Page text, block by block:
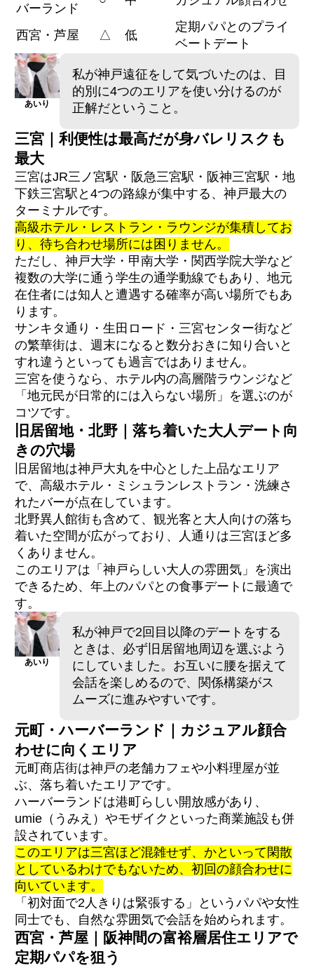
バーランド
西宮・芦屋 △ 低
定期パパとのプライ
ベートデート
あいり
私が神戸遠征をして気づいたのは、目
的別に4つのエリアを使い分けるのが
正解だということ。
三宮｜利便性は最高だが身バレリスクも
最大
三宮はJR三ノ宮駅・阪急三宮駅・阪神三宮駅・地
下鉄三宮駅と4つの路線が集中する、神戸最大の
ターミナルです。
高級ホテル・レストラン・ラウンジが集積してお
り、待ち合わせ場所には困りません。
ただし、神戸大学・甲南大学・関西学院大学など
複数の大学に通う学生の通学動線でもあり、地元
在住者には知人と遭遇する確率が高い場所でもあ
ります。
サンキタ通り・生田ロード・三宮センター街など
の繁華街は、週末になると数分おきに知り合いと
すれ違うといっても過言ではありません。
三宮を使うなら、ホテル内の高層階ラウンジなど
「地元民が日常的には入らない場所」を選ぶのが
コツです。
旧居留地・北野｜落ち着いた大人デート向
きの穴場
旧居留地は神戸大丸を中心とした上品なエリア
で、高級ホテル・ミシュランレストラン・洗練さ
れたバーが点在しています。
北野異人館街も含めて、観光客と大人向けの落ち
着いた空間が広がっており、人通りは三宮ほど多
くありません。
このエリアは「神戸らしい大人の雰囲気」を演出
できるため、年上のパパとの食事デートに最適で
す。
あいり
私が神戸で2回目以降のデートをする
ときは、必ず旧居留地周辺を選ぶよう
にしていました。お互いに腰を据えて
会話を楽しめるので、関係構築がス
ムーズに進みやすいです。
元町・ハーバーランド｜カジュアル顔合
わせに向くエリア
元町商店街は神戸の老舗カフェや小料理屋が並
ぶ、落ち着いたエリアです。
ハーバーランドは港町らしい開放感があり、
umie（うみえ）やモザイクといった商業施設も併
設されています。
このエリアは三宮ほど混雑せず、かといって閑散
としているわけでもないため、初回の顔合わせに
向いています。
「初対面で2人きりは緊張する」というパパや女性
同士でも、自然な雰囲気で会話を始められます。
西宮・芦屋｜阪神間の富裕層居住エリアで
定期パパを狙う